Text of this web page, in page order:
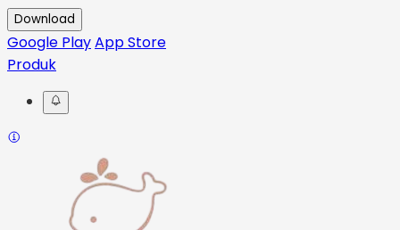
Download
Google PlayApp Store
Produk